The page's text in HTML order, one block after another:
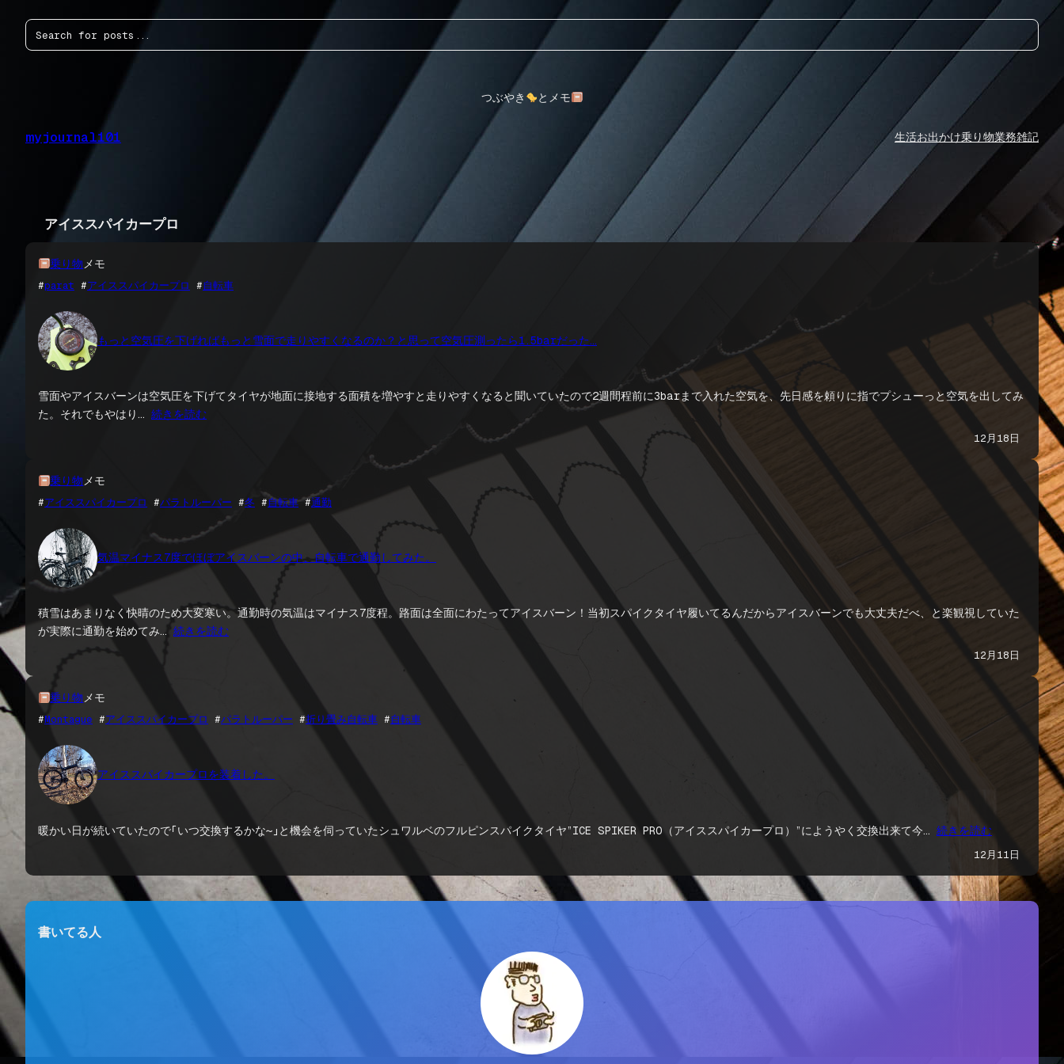
検
索
つぶやき とメモ
myjournal101 生活お出かけ乗り物業務雑記
アイススパイカープロ
乗り物 メモ
#parat #アイススパイカープロ #自転車
もっと空気圧を下げればもっと雪面で走りやすくなるのか？と思って空気圧測ったら1.5barだった…
雪面やアイスバーンは空気圧を下げてタイヤが地面に接地する面積を増やすと走りやすくなると聞いていたので2週間程前に3barまで入れた空気を、先日感を頼りに指でプシューっと空気を出してみ
た。それでもやはり… 続きを読む
12月18日
乗り物 メモ
#アイススパイカープロ #パラトルーパー #冬 #自転車 #通勤
気温マイナス7度でほぼアイスバーンの中、自転車で通勤してみた。
積雪はあまりなく快晴のため大変寒い。通勤時の気温はマイナス7度程。路面は全面にわたってアイスバーン！当初スパイクタイヤ履いてるんだからアイスバーンでも大丈夫だべ、と楽観視していた
が実際に通勤を始めてみ… 続きを読む
12月18日
乗り物メモ
#Montague #アイススパイカープロ #パラトルーパー #折り畳み自転車 #自転車
アイススパイカープロを装着した。
暖かい日が続いていたので「いつ交換するかな〜」と機会を伺っていたシュワルベのフルピンスパイクタイヤ”ICE SPIKER PRO（アイススパイカープロ）”にようやく交換出来て今… 続きを読む
12月11日
書いてる人